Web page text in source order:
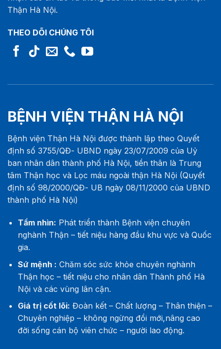
Thận Hà Nội.
THEO DÕI CHÚNG TÔI
BỆNH VIỆN THẬN HÀ NỘI
Bệnh viện Thận Hà Nội được thành lập theo Quyết
định số 3755/QĐ- UBND ngày 23/07/2009 của Uỷ
ban nhân dân thành phố Hà Nội, tiền thân là Trung
tâm Thận học và Lọc máu ngoài thận Hà Nội (Quyết
định số 98/2000/QĐ- UB ngày 08/11/2000 của UBND
thành phố Hà Nội)
Tầm nhìn: Phát triển thành Bệnh viện chuyên
nghành Thận – tiết niệu hàng đầu khu vực và Quốc
gia.
Sứ mệnh : Chăm sóc sức khỏe chuyên nghành
Thận học – tiết niệu cho nhân dân Thành phố Hà
Nội và các vùng lân cận.
Giá trị cốt lõi: Đoàn kết – Chất lượng – Thân thiện –
Chuyên nghiệp – không ngừng đổi mới,nâng cao
đời sống cán bộ viên chức – người lao động.